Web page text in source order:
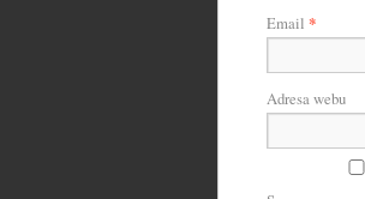
Email *
Adresa webu